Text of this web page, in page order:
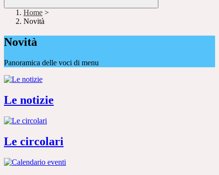
Home >
Novità
Novità
Panoramica delle voci di menu
Le notizie
Le circolari